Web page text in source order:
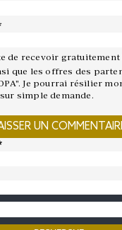
de recevoir
que les offres des
Je pourrai résilier
simple demande.